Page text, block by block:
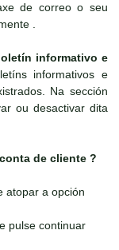
de correo o seu
.
informativo e
informativos e
Na sección
ou desactivar dita
de cliente ?
atopar a opción
pulse continuar